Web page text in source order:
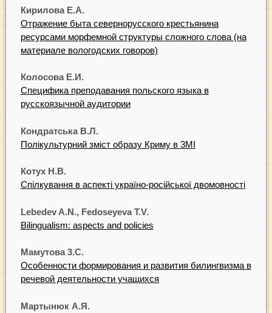
Кирилова Е.А.
Отражение быта севернорусского крестьянина
ресурсами морфемной структуры сложного слова (на
материале вологодских говоров)
Колосова Е.И.
Специфика преподавания польского языка в
русскоязычной аудитории
Кондратська B.Л.
Полікультурний зміст образу Криму в 3MI
Котух Н.В.
Спілкування в аспекті україно-російської двомовності
Lebedev A.N., Fedoseyeva T.V.
Bilingualism: aspects and policies
Мамутова 3.С.
Особенности формирования и развития билингвизма в
речевой деятельности учащихся
Мартынюк А.Я.